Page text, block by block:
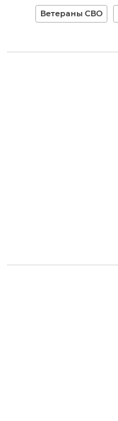
Ветераны СВО